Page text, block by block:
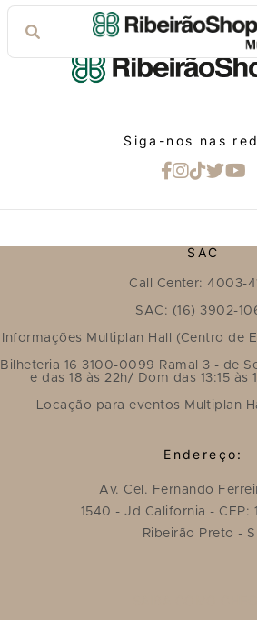
Siga-nos nas
SAC
Call Center: 4003-
SAC: (16) 3902-
Informações Multiplan Hall (Centro de
Bilheteria 16 3100-0099 Ramal 3 - de
e das 18 às 22h/ Dom das 13:15 às
Locação para eventos Multiplan
Endereço:
Av. Cel. Fernando
1540 - Jd California - CEP:
Ribeirão Preto -